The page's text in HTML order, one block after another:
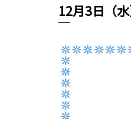
12月3日（